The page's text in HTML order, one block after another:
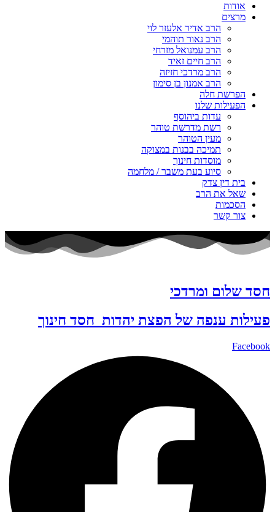
אודות
מרצים
הרב אדיר אלעזר לוי
הרב נאור תוהמי
הרב עמנואל מזרחי
הרב חיים זאיד
הרב מרדכי חזיזה
הרב אמנון בן סימון
הפרשת חלה
הפעילות שלנו
עדות ביהוסף
רשת מדרשת טוהר
מעין הטוהר
תמיכה בבנות במצוקה
מוסדות חינוך
סיוע בעת משבר / מלחמה
בית דין צדק
שאל את הרב
הסכמות
צור קשר
חסד שלום ומרדכי
פעילות ענפה של הפצת יהדות חסד חינוך
Facebook